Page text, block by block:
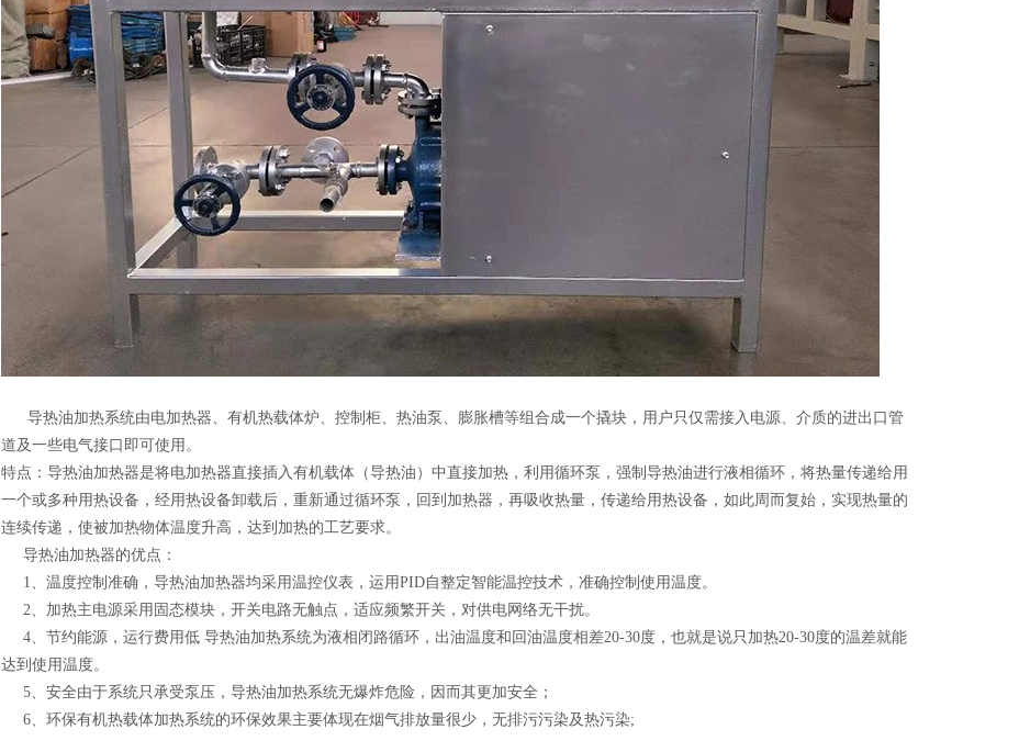
导热油加热系统由电加热器、有机热载体炉、控制柜、热油泵、膨胀槽等组合成一个撬块，用户只仅需接入电源、介质的进出口管
道及一些电气接口即可使用。
特点：导热油加热器是将电加热器直接插入有机载体（导热油）中直接加热，利用循环泵，强制导热油进行液相循环，将热量传递给用
一个或多种用热设备，经用热设备卸载后，重新通过循环泵，回到加热器，再吸收热量，传递给用热设备，如此周而复始，实现热量的
连续传递，使被加热物体温度升高，达到加热的工艺要求。
导热油加热器的优点：
1、温度控制准确，导热油加热器均采用温控仪表，运用PID自整定智能温控技术，准确控制使用温度。
2、加热主电源采用固态模块，开关电路无触点，适应频繁开关，对供电网络无干扰。
4、节约能源，运行费用低 导热油加热系统为液相闭路循环，出油温度和回油温度相差20-30度，也就是说只加热20-30度的温差就能
达到使用温度。
5、安全由于系统只承受泵压，导热油加热系统无爆炸危险，因而其更加安全；
6、环保有机热载体加热系统的环保效果主要体现在烟气排放量很少，无排污污染及热污染;